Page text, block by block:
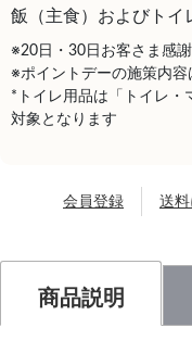
飯（主食）およびトイ
※20日・30日お客さま感
※ポイントデーの施策内容
*トイレ用品は「トイレ・
対象となります
会員登録 送
商品説明